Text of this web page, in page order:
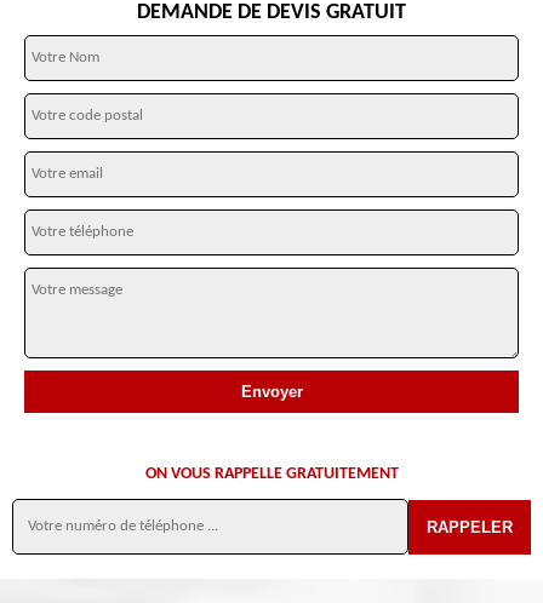
DEMANDE DE DEVIS GRATUIT
ON VOUS RAPPELLE GRATUITEMENT